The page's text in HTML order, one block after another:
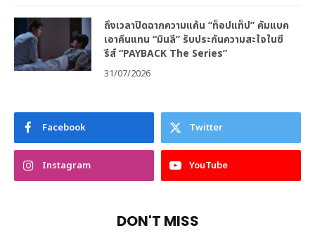
ถึงเวลาปิดฉากความแค้น “ท็อปแท็ป” คัมแบค
เอาคืนแทน “มินลี” รับประกันความสะใจในซี
รีส์ “PAYBACK The Series”
31/07/2026
Facebook Twitter
Instagram YouTube
DON'T MISS